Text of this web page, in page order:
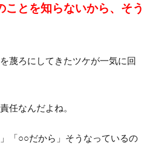
ことを知らないから、そう
蔑ろにしてきたツケが一気に回
任なんだよね。
「○○だから」そうなっているの